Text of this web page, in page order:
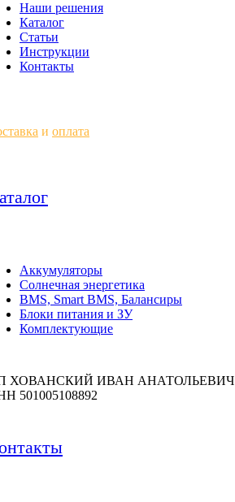
Наши решения
Каталог
Статьи
Инструкции
Контакты
и оплата
Аккумуляторы
Солнечная энергетика
BMS, Smart BMS, Балансиры
Блоки питания и ЗУ
Комплектующие
ХОВАНСКИЙ ИВАН АНАТОЛЬЕВИЧ
501005108892